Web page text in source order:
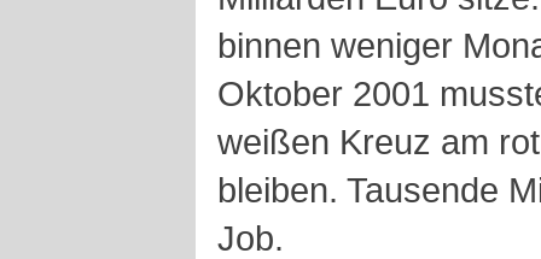
binnen weniger
Oktober 2001
weißen Kreuz am
bleiben. Tausende
Job.